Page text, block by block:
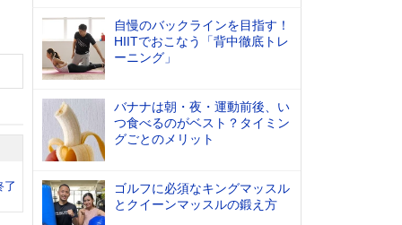
了
自慢のバックラインを目指す！
HIITでおこなう「背中徹底トレ
ーニング」
バナナは朝・夜・運動前後、い
つ食べるのがベスト？タイミン
グごとのメリット
ゴルフに必須なキングマッスル
とクイーンマッスルの鍛え方